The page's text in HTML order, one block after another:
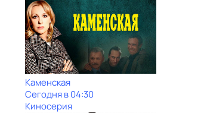
Каменская
Сегодня в 04:30
Киносерия